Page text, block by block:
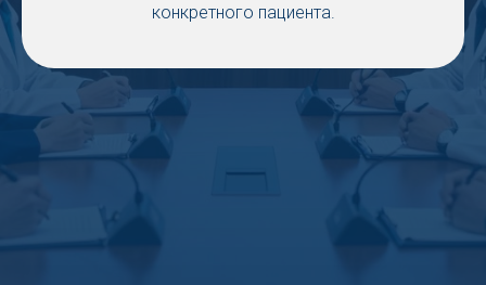
конкретного пациента.